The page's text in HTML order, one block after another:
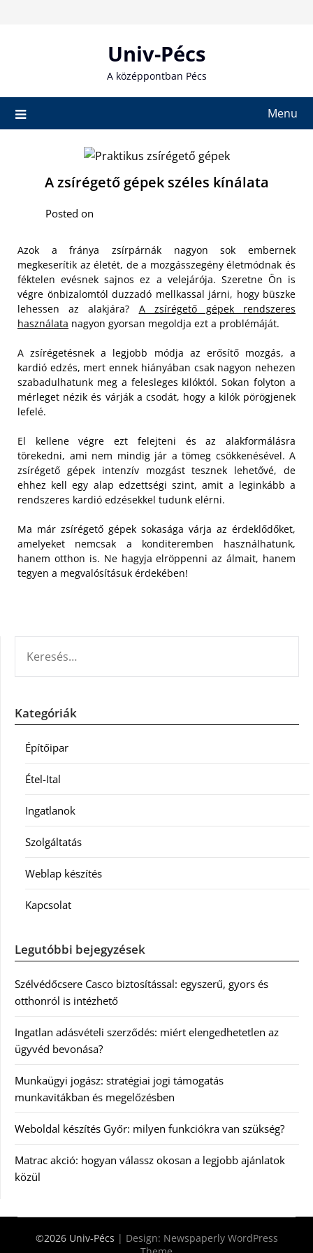
Univ-Pécs
A középpontban Pécs
Menu
A zsírégető gépek széles kínálata
Posted on
Azok a fránya zsírpárnák nagyon sok embernek
megkeserítik az életét, de a mozgásszegény életmódnak és
féktelen evésnek sajnos ez a velejárója. Szeretne Ön is
végre önbizalomtól duzzadó mellkassal járni, hogy büszke
lehessen az alakjára? A zsírégető gépek rendszeres
használata nagyon gyorsan megoldja ezt a problémáját.
A zsírégetésnek a legjobb módja az erősítő mozgás, a
kardió edzés, mert ennek hiányában csak nagyon nehezen
szabadulhatunk meg a felesleges kilóktól. Sokan folyton a
mérleget nézik és várják a csodát, hogy a kilók pörögjenek
lefelé.
El kellene végre ezt felejteni és az alakformálásra
törekedni, ami nem mindig jár a tömeg csökkenésével. A
zsírégető gépek intenzív mozgást tesznek lehetővé, de
ehhez kell egy alap edzettségi szint, amit a leginkább a
rendszeres kardió edzésekkel tudunk elérni.
Ma már zsírégető gépek sokasága várja az érdeklődőket,
amelyeket nemcsak a konditeremben használhatunk,
hanem otthon is. Ne hagyja elröppenni az álmait, hanem
tegyen a megvalósításuk érdekében!
Kategóriák
Építőipar
Étel-Ital
Ingatlanok
Szolgáltatás
Weblap készítés
Kapcsolat
Legutóbbi bejegyzések
Szélvédőcsere Casco biztosítással: egyszerű, gyors és
otthonról is intézhető
Ingatlan adásvételi szerződés: miért elengedhetetlen az
ügyvéd bevonása?
Munkaügyi jogász: stratégiai jogi támogatás
munkavitákban és megelőzésben
Weboldal készítés Győr: milyen funkciókra van szükség?
Matrac akció: hogyan válassz okosan a legjobb ajánlatok
közül
©2026 Univ-Pécs | Design: Newspaperly WordPress